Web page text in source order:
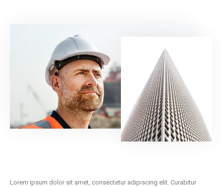
Lorem ipsum dolor sit amet, consectetur adipiscing elit. Curabitur